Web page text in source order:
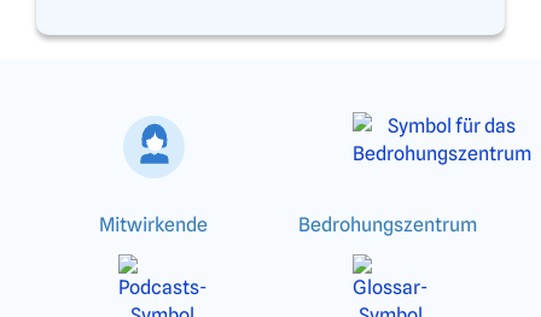
Mitwirkende Bedrohungszentrum